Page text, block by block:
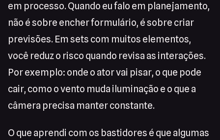
em processo. Quando eu falo em planejamento,
não é sobre encher formulário, é sobre criar
previsões. Em sets com muitos elementos,
você reduz o risco quando revisa as interações.
Por exemplo: onde o ator vai pisar, o que pode
cair, como o vento muda iluminação e o que a
câmera precisa manter constante.
O que aprendi com os bastidores é que algumas